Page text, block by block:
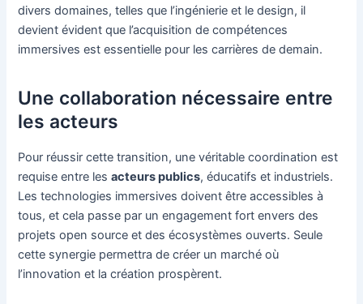
divers domaines, telles que l’ingénierie et le design, il
devient évident que l’acquisition de compétences
immersives est essentielle pour les carrières de demain.
Une collaboration nécessaire entre
les acteurs
Pour réussir cette transition, une véritable coordination est
requise entre lesacteurs publics, éducatifs et industriels.
Les technologies immersives doivent être accessibles à
tous, et cela passe par un engagement fort envers des
projets open source et des écosystèmes ouverts. Seule
cette synergie permettra de créer un marché où
l’innovation et la création prospèrent.